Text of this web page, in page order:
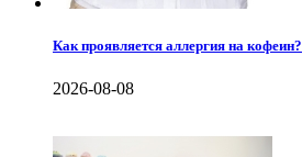
Как проявляется аллергия на кофеин?
2026-08-08